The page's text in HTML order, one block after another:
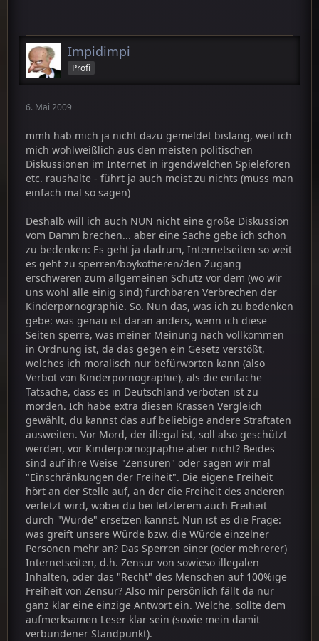
Impidimpi
Profi
6. Mai 2009
mmh hab mich ja nicht dazu gemeldet bislang, weil ich
mich wohlweißlich aus den meisten politischen
Diskussionen im Internet in irgendwelchen Spieleforen
etc. raushalte - führt ja auch meist zu nichts (muss man
einfach mal so sagen)
Deshalb will ich auch NUN nicht eine große Diskussion
vom Damm brechen... aber eine Sache gebe ich schon
zu bedenken: Es geht ja dadrum, Internetseiten so weit
es geht zu sperren/boykottieren/den Zugang
erschweren zum allgemeinen Schutz vor dem (wo wir
uns wohl alle einig sind) furchbaren Verbrechen der
Kinderpornographie. So. Nun das, was ich zu bedenken
gebe: was genau ist daran anders, wenn ich diese
Seiten sperre, was meiner Meinung nach vollkommen
in Ordnung ist, da das gegen ein Gesetz verstößt,
welches ich moralisch nur befürworten kann (also
Verbot von Kinderpornographie), als die einfache
Tatsache, dass es in Deutschland verboten ist zu
morden. Ich habe extra diesen Krassen Vergleich
gewählt, du kannst das auf beliebige andere Straftaten
ausweiten. Vor Mord, der illegal ist, soll also geschützt
werden, vor Kinderpornographie aber nicht? Beides
sind auf ihre Weise "Zensuren" oder sagen wir mal
"Einschränkungen der Freiheit". Die eigene Freiheit
hört an der Stelle auf, an der die Freiheit des anderen
verletzt wird, wobei du bei letzterem auch Freiheit
durch "Würde" ersetzen kannst. Nun ist es die Frage:
was greift unsere Würde bzw. die Würde einzelner
Personen mehr an? Das Sperren einer (oder mehrerer)
Internetseiten, d.h. Zensur von sowieso illegalen
Inhalten, oder das "Recht" des Menschen auf 100%ige
Freiheit von Zensur? Also mir persönlich fällt da nur
ganz klar eine einzige Antwort ein. Welche, sollte dem
aufmerksamen Leser klar sein (sowie mein damit
verbundener Standpunkt).